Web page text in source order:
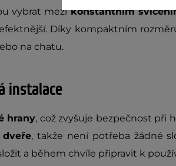
vybrat mezikonstantním
Díky kompaktním
na chatu.
instalace
hrany, což zvyšuje bezpečnost při
, takže není potřeba žádné
a během chvíle připravit k